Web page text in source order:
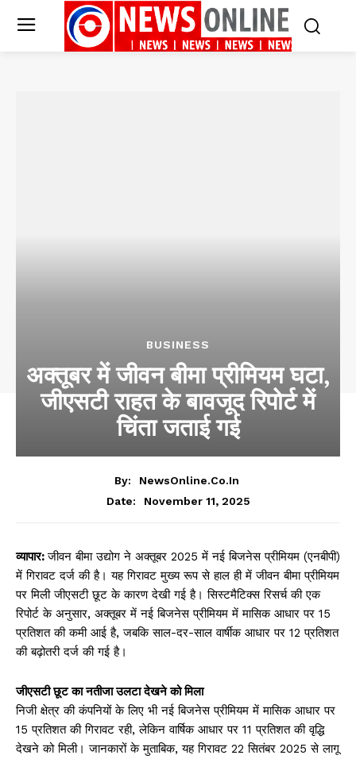
BUSINESS
अक्तूबर में जीवन बीमा प्रीमियम घटा,
जीएसटी राहत के बावजूद रिपोर्ट में
चिंता जताई गई
By:
NewsOnline.co.in
Date:
November 11, 2025
व्यापार:जीवन बीमा उद्योग ने अक्तूबर 2025 में नई बिजनेस प्रीमियम (एनबीपी)
में गिरावट दर्ज की है। यह गिरावट मुख्य रूप से हाल ही में जीवन बीमा प्रीमियम
पर मिली जीएसटी छूट के कारण देखी गई है। सिस्टमैटिक्स रिसर्च की एक
रिपोर्ट के अनुसार, अक्तूबर में नई बिजनेस प्रीमियम में मासिक आधार पर 15
प्रतिशत की कमी आई है, जबकि साल-दर-साल वार्षीक आधार पर 12 प्रतिशत
की बढ़ोतरी दर्ज की गई है।
जीएसटी छूट का नतीजा उलटा देखने को मिला
निजी क्षेत्र की कंपनियों के लिए भी नई बिजनेस प्रीमियम में मासिक आधार पर
15 प्रतिशत की गिरावट रही, लेकिन वार्षिक आधार पर 11 प्रतिशत की वृद्धि
देखने को मिली। जानकारों के मुताबिक, यह गिरावट 22 सितंबर 2025 से लागू